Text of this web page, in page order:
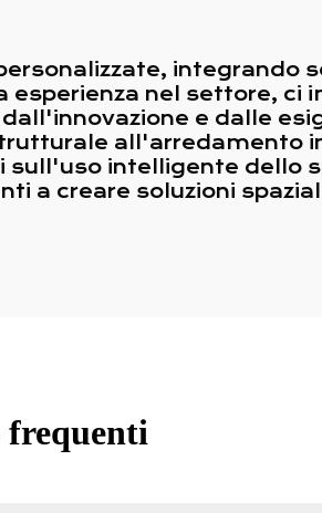
integrando
nel settore, ci
e dalle
all'arredamento
intelligente dello
a creare soluzioni
frequenti